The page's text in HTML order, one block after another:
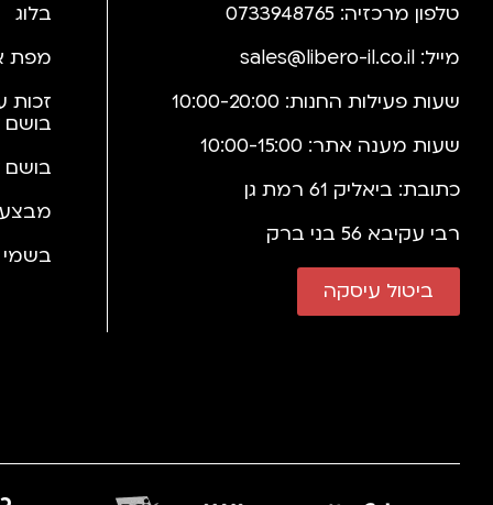
טלפון מרכזיה: 0733948765
מייל: sales@libero-il.co.il
שעות פעילות החנות: 10:00-20:00
שעות מענה אתר: 10:00-15:00
כתובת: ביאליק 61 רמת גן
רבי עקיבא 56 בני ברק
ביטול עיסקה
בלוג
מפת
זכות
בושם
בושם
בשמי